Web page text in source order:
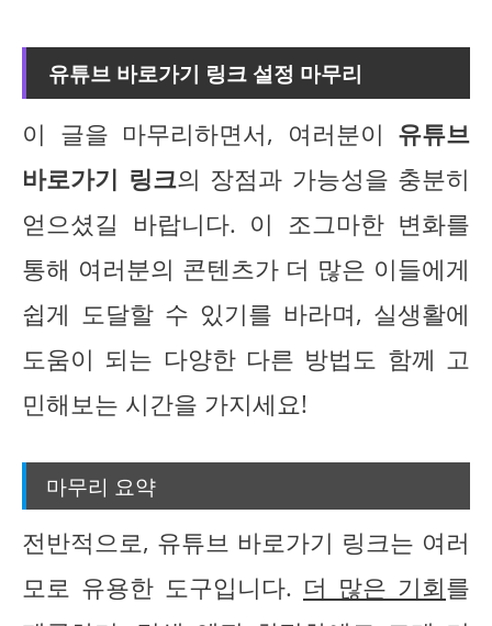
유튜브 바로가기 링크 설정 마무리
이 글을 마무리하면서, 여러분이 유튜브
바로가기 링크의 장점과 가능성을 충분히
얻으셨길 바랍니다. 이 조그마한 변화를
통해 여러분의 콘텐츠가 더 많은 이들에게
쉽게 도달할 수 있기를 바라며, 실생활에
도움이 되는 다양한 다른 방법도 함께 고
민해보는 시간을 가지세요!
마무리 요약
전반적으로, 유튜브 바로가기 링크는 여러
모로 유용한 도구입니다. 더 많은 기회를